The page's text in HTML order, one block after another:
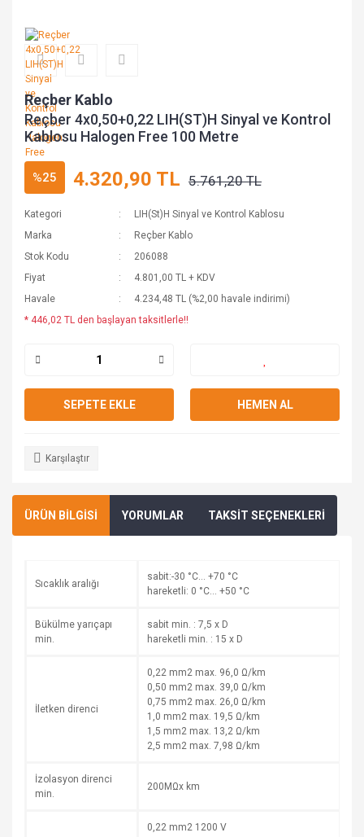
Reçber Kablo
Reçber 4x0,50+0,22 LIH(ST)H Sinyal ve Kontrol
Kablosu Halogen Free 100 Metre
%25 4.320,90 TL 5.761,20 TL
Kategori
LIH(St)H Sinyal ve Kontrol Kablosu
Marka
Reçber Kablo
Stok Kodu
206088
Fiyat
4.801,00 TL + KDV
Havale
4.234,48 TL (%2,00 havale indirimi)
* 446,02 TL den başlayan taksitlerle!!
SEPETE EKLE HEMEN AL
Karşılaştır
ÜRÜN BİLGİSİ YORUMLAR TAKSİT SEÇENEKLERİ
Sıcaklık aralığı
sabit:-30 °C… +70 °C
hareketli: 0 °C… +50 °C
Bükülme yarıçapı
min.
sabit min. : 7,5 x D
hareketli min. : 15 x D
İletken direnci
0,22 mm2 max. 96,0 Ω/km
0,50 mm2 max. 39,0 Ω/km
0,75 mm2 max. 26,0 Ω/km
1,0 mm2 max. 19,5 Ω/km
1,5 mm2 max. 13,2 Ω/km
2,5 mm2 max. 7,98 Ω/km
İzolasyon direnci
min.
200MΩx km
0,22 mm2 1200 V